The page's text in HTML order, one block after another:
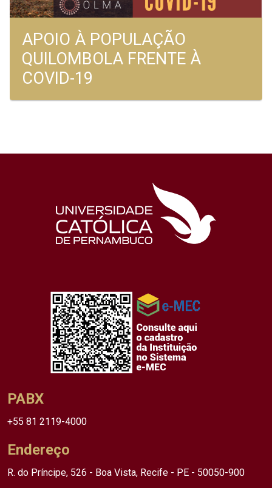
APOIO À POPULAÇÃO
QUILOMBOLA FRENTE À
COVID-19
PABX
+55 81 2119-4000
Endereço
R. do Príncipe, 526 - Boa Vista, Recife - PE - 50050-900